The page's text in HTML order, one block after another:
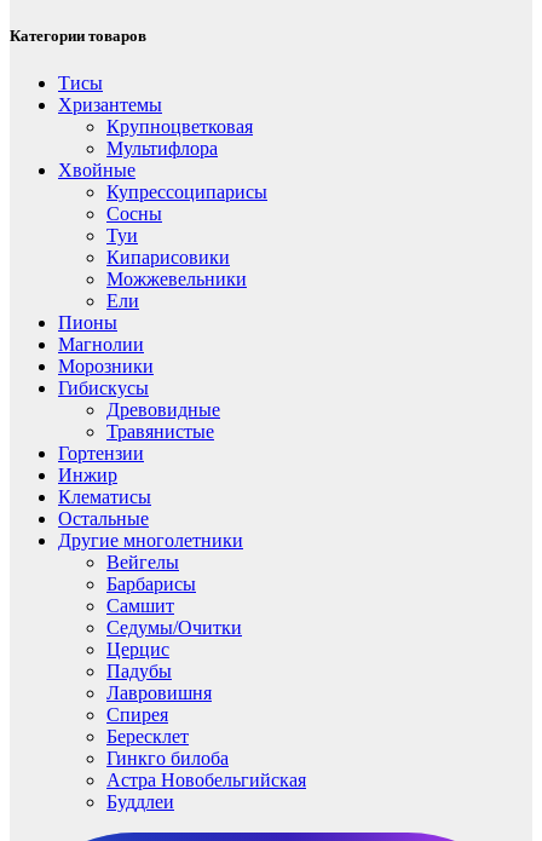
Категории товаров
Тисы
Хризантемы
Крупноцветковая
Мультифлора
Хвойные
Купрессоципарисы
Сосны
Туи
Кипарисовики
Можжевельники
Ели
Пионы
Магнолии
Морозники
Гибискусы
Древовидные
Травянистые
Гортензии
Инжир
Клематисы
Остальные
Другие многолетники
Вейгелы
Барбарисы
Самшит
Седумы/Очитки
Церцис
Падубы
Лавровишня
Спирея
Бересклет
Гинкго билоба
Астра Новобельгийская
Буддлеи